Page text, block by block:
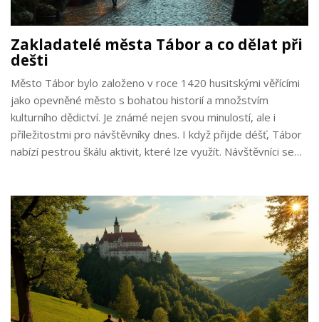
Zakladatelé města Tábor a co dělat při
dešti
Město Tábor bylo založeno v roce 1420 husitskými věřícími
jako opevněné město s bohatou historií a množstvím
kulturního dědictví. Je známé nejen svou minulostí, ale i
příležitostmi pro návštěvníky dnes. I když přijde déšť, Tábor
nabízí pestrou škálu aktivit, které lze využít. Návštěvníci se